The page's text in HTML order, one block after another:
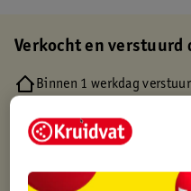
Verkocht en verstuurd
Binnen 1 werkdag
Gratis retourneren via
Gratis punten met je